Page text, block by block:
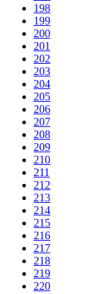
198
199
200
201
202
203
204
205
206
207
208
209
210
211
212
213
214
215
216
217
218
219
220